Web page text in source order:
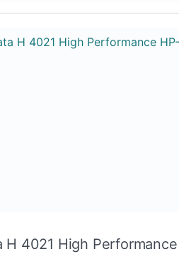
H 4021 High